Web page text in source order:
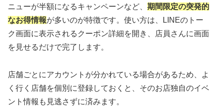
ニューが半額になるキャンペーンなど、 期間限定の突発的
なお得情報が多いのが特徴です。使い方は、LINEのトー
ク画面に表示されるクーポン詳細を開き、店員さんに画面
を見せるだけで完了します。
店舗ごとにアカウントが分かれている場合があるため、よ
く行く店舗を個別に登録しておくと、そのお店独自のイベ
ント情報も見逃さずに済みます。